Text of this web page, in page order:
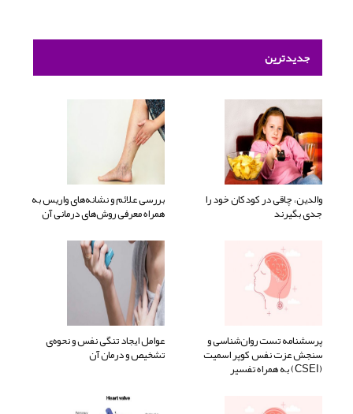
جدیدترین
والدین، چاقی در کودکان خود را
جدی بگیرند
بررسی علائم و نشانه‌های واریس به
همراه معرفی روش‌های درمانی آن
پرسشنامه تست روان‌شناسی و
سنجش عزت نفس کوپر اسمیت
(CSEI) به همراه تفسیر
عوامل ایجاد تنگی نفس و نحوه‌ی
تشخیص و درمان آن